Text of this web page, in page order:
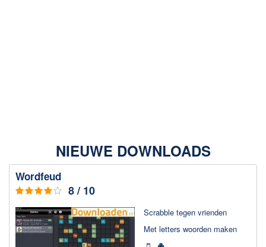
Screenshots Maken
Audio & Video
Branden en Rippen
Converteren
NIEUWE DOWNLOADS
Wordfeud
8 / 10
Scrabble tegen vrienden
Met letters woorden maken